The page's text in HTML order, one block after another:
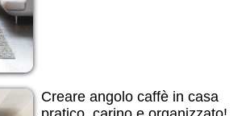
Creare angolo caffè in casa